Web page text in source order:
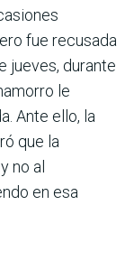
fue recusada
jueves, durante
le
Ante ello, la
que la
no al
en esa